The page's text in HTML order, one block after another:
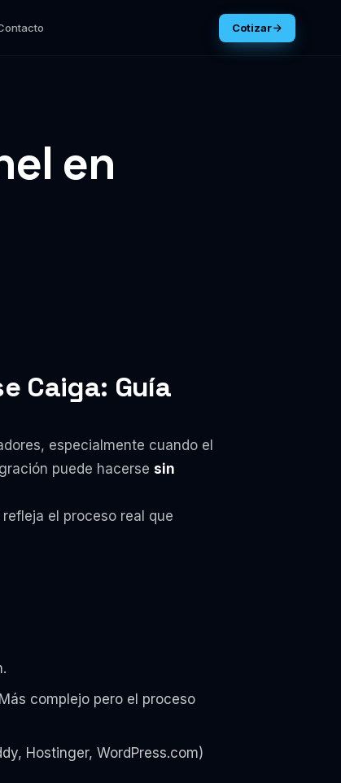
Cotizar
en
Caiga: Guía
especialmente cuando el
puede hacerse sin
el proceso real que
complejo pero el proceso
Hostinger, WordPress.com)